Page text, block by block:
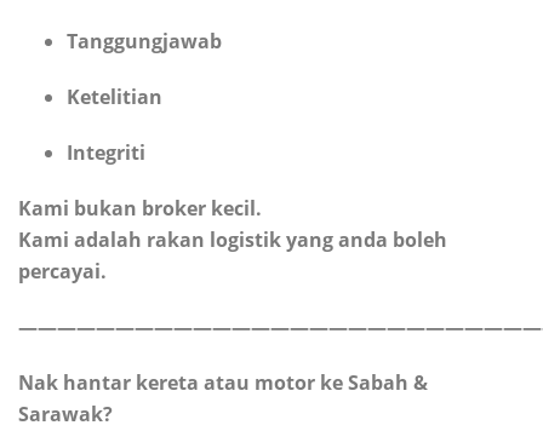
Tanggungjawab
Ketelitian
Integriti
Kami bukan broker kecil.
Kami adalah rakan logistik yang anda boleh
percayai.
Nak hantar kereta atau motor ke Sabah &
Sarawak?